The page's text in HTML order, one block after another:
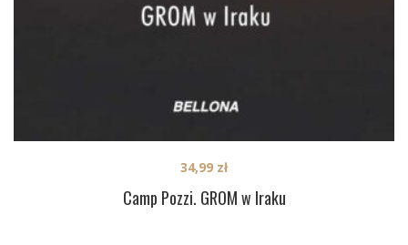
Camp Pozzi. GROM w Iraku
34,99 zł